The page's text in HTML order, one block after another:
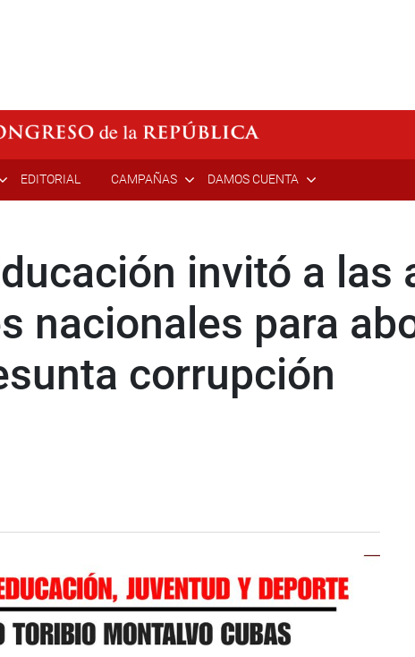
EDITORIAL CAMPAÑAS DAMOS CUENTA
invitó a las
nacionales para
corrupción